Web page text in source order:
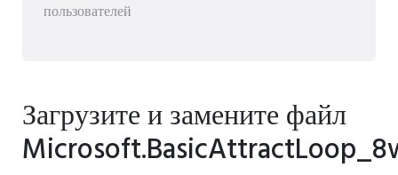
пользователей
Загрузите и замените файл